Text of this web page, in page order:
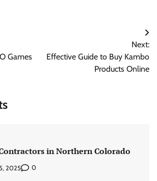
Games
Next:
Effective Guide to Buy Kambo
Products Online
in Northern Colorado
2025 0